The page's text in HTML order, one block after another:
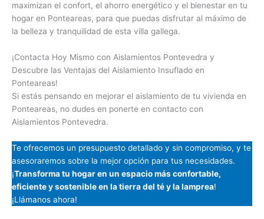
maximizan el confort, el ahorro energético y el bienestar en tu
hogar en Ponteareas, para que puedas disfrutar al máximo de
la belleza y tranquilidad de esta villa gallega.
¡Contacta Hoy Mismo con Aislamientos Pontevedra y
Descubre las Ventajas del Aislamiento Insuflado en
Ponteareas!
Si estás pensando en mejorar el aislamiento de tu vivienda en
Ponteareas, no dudes en ponerte en contacto con
Aislamientos Pontevedra.
Te ofrecemos un presupuesto detallado y sin compromiso, y te
asesoraremos sobre la mejor opción para tus necesidades.
¡Transforma tu hogar en un espacio más confortable,
eficiente y sostenible en la tierra del té y la lamprea!
¡Llámanos ahora!